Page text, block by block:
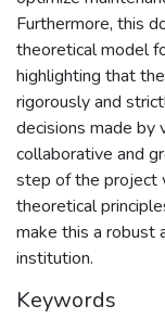
Furthermore, this
theoretical model
highlighting that
rigorously and
decisions made by
collaborative and
step of the project
theoretical
make this a robust
institution.
Keywords